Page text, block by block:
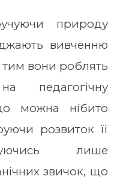
природу
вивченню
тим вони роблять
педагогічну
можна нібито
розвиток її
лише
звичок, що